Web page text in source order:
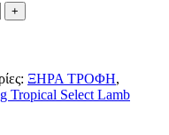
ΞΗΡΑ ΤΡΟΦΗ,
Tropical Select Lamb